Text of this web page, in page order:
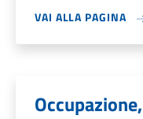
VAI ALLA PAGINA